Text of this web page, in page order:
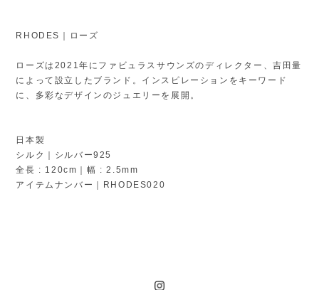
RHODES｜ローズ
ローズは2021年にファビュラスサウンズのディレクター、吉田量
によって設立したブランド。インスピレーションをキーワード
に、多彩なデザインのジュエリーを展開。
日本製
シルク｜シルバー925
全長 : 120cm｜幅 : 2.5mm
アイテムナンバー｜RHODES020